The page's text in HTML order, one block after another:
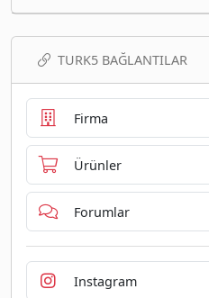
TURK5 BAĞLANTILAR
Firma
Ürünler
Forumlar
Instagram